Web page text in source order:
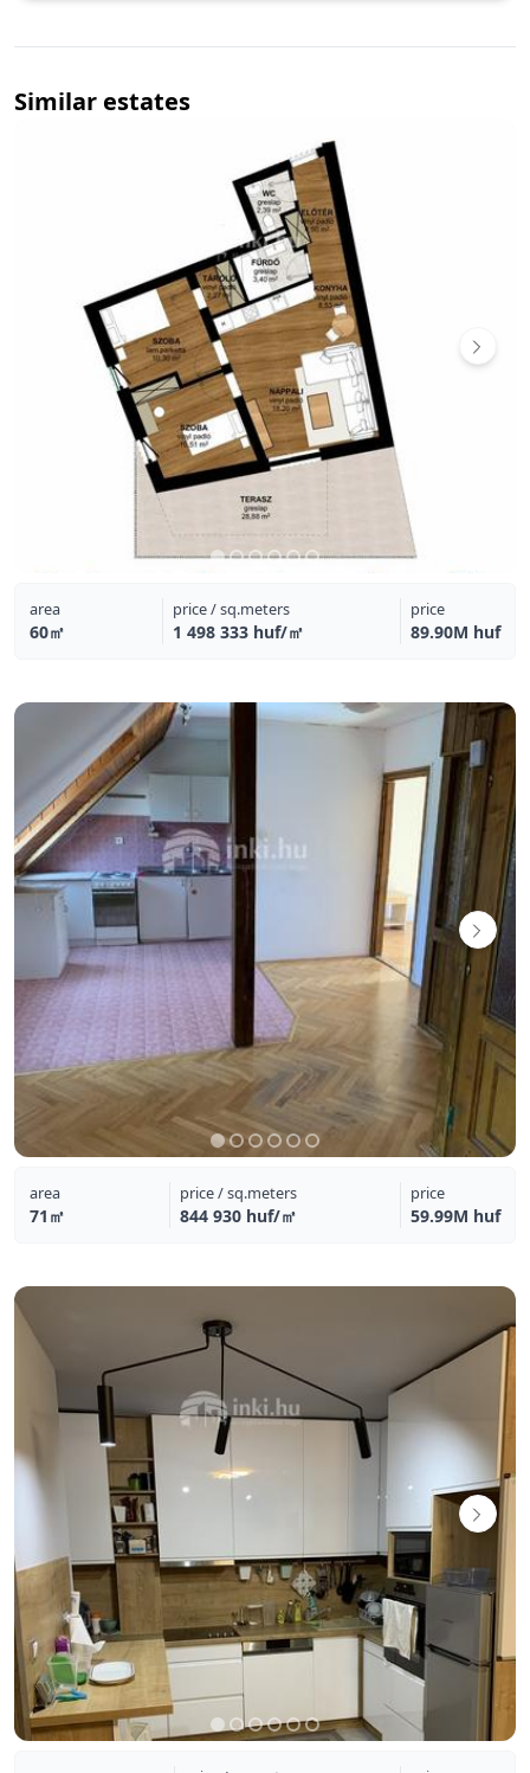
Similar estates
area
60㎡
price / sq.meters
1 498 333 huf/㎡
price
89.90M huf
area
71㎡
price / sq.meters
844 930 huf/㎡
price
59.99M huf